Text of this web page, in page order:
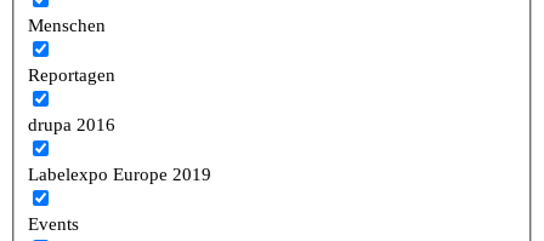
Menschen
Reportagen
drupa 2016
Labelexpo Europe 2019
Events